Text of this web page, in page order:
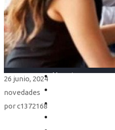
Nosotras
26 junio, 2024
novedades
porc1372168